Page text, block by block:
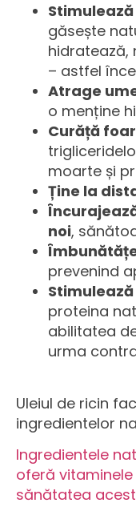
găsește
hidratează,
– astfel
Atrage
o menține
Curăță
moarte și
Ține la
noi,
prevenind
proteina
abilitatea
urma
Uleiul de ricin
ingredientelor
Ingredientele
oferă
sănătatea